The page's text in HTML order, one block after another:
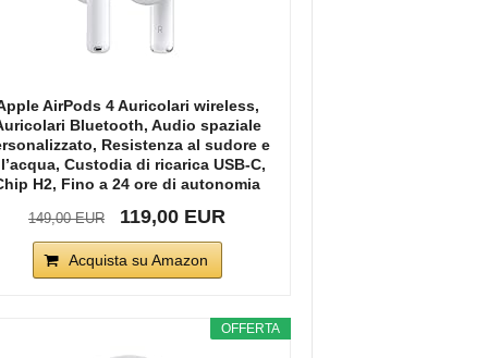
AirPods 4 Auricolari wireless,
Bluetooth, Audio spaziale
Resistenza al sudore e
Custodia di ricarica USB-C,
H2, Fino a 24 ore di autonomia
149,00 EUR 119,00 EUR
Acquista su Amazon
OFFERTA